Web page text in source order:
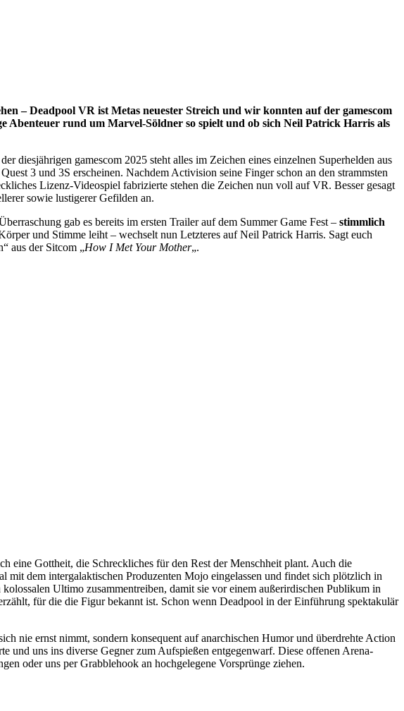
– Deadpool VR ist Metas neuester Streich und wir konnten auf der gamescom
Abenteuer rund um Marvel-Söldner so spielt und ob sich Neil Patrick Harris als
diesjährigen gamescom 2025 steht alles im Zeichen eines einzelnen Superhelden aus
3 und 3S erscheinen. Nachdem Activision seine Finger schon an den strammsten
Lizenz-Videospiel fabrizierte stehen die Zeichen nun voll auf VR. Besser gesagt
sowie lustigerer Gefilden an.
gab es bereits im ersten Trailer auf dem Summer Game Fest – stimmlich
und Stimme leiht – wechselt nun Letzteres auf Neil Patrick Harris. Sagt euch
aus der Sitcom „How I Met Your Mother„.
eine Gottheit, die Schreckliches für den Rest der Menschheit plant. Auch die
dem intergalaktischen Produzenten Mojo eingelassen und findet sich plötzlich in
Ultimo zusammentreiben, damit sie vor einem außerirdischen Publikum in
für die die Figur bekannt ist. Schon wenn Deadpool in der Einführung spektakulär
nie ernst nimmt, sondern konsequent auf anarchischen Humor und überdrehte Action
und uns ins diverse Gegner zum Aufspießen entgegenwarf. Diese offenen Arena-
oder uns per Grabblehook an hochgelegene Vorsprünge ziehen.